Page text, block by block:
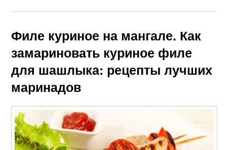
Филе куриное на мангале. Как
замариновать куриное филе
для шашлыка: рецепты лучших
маринадов